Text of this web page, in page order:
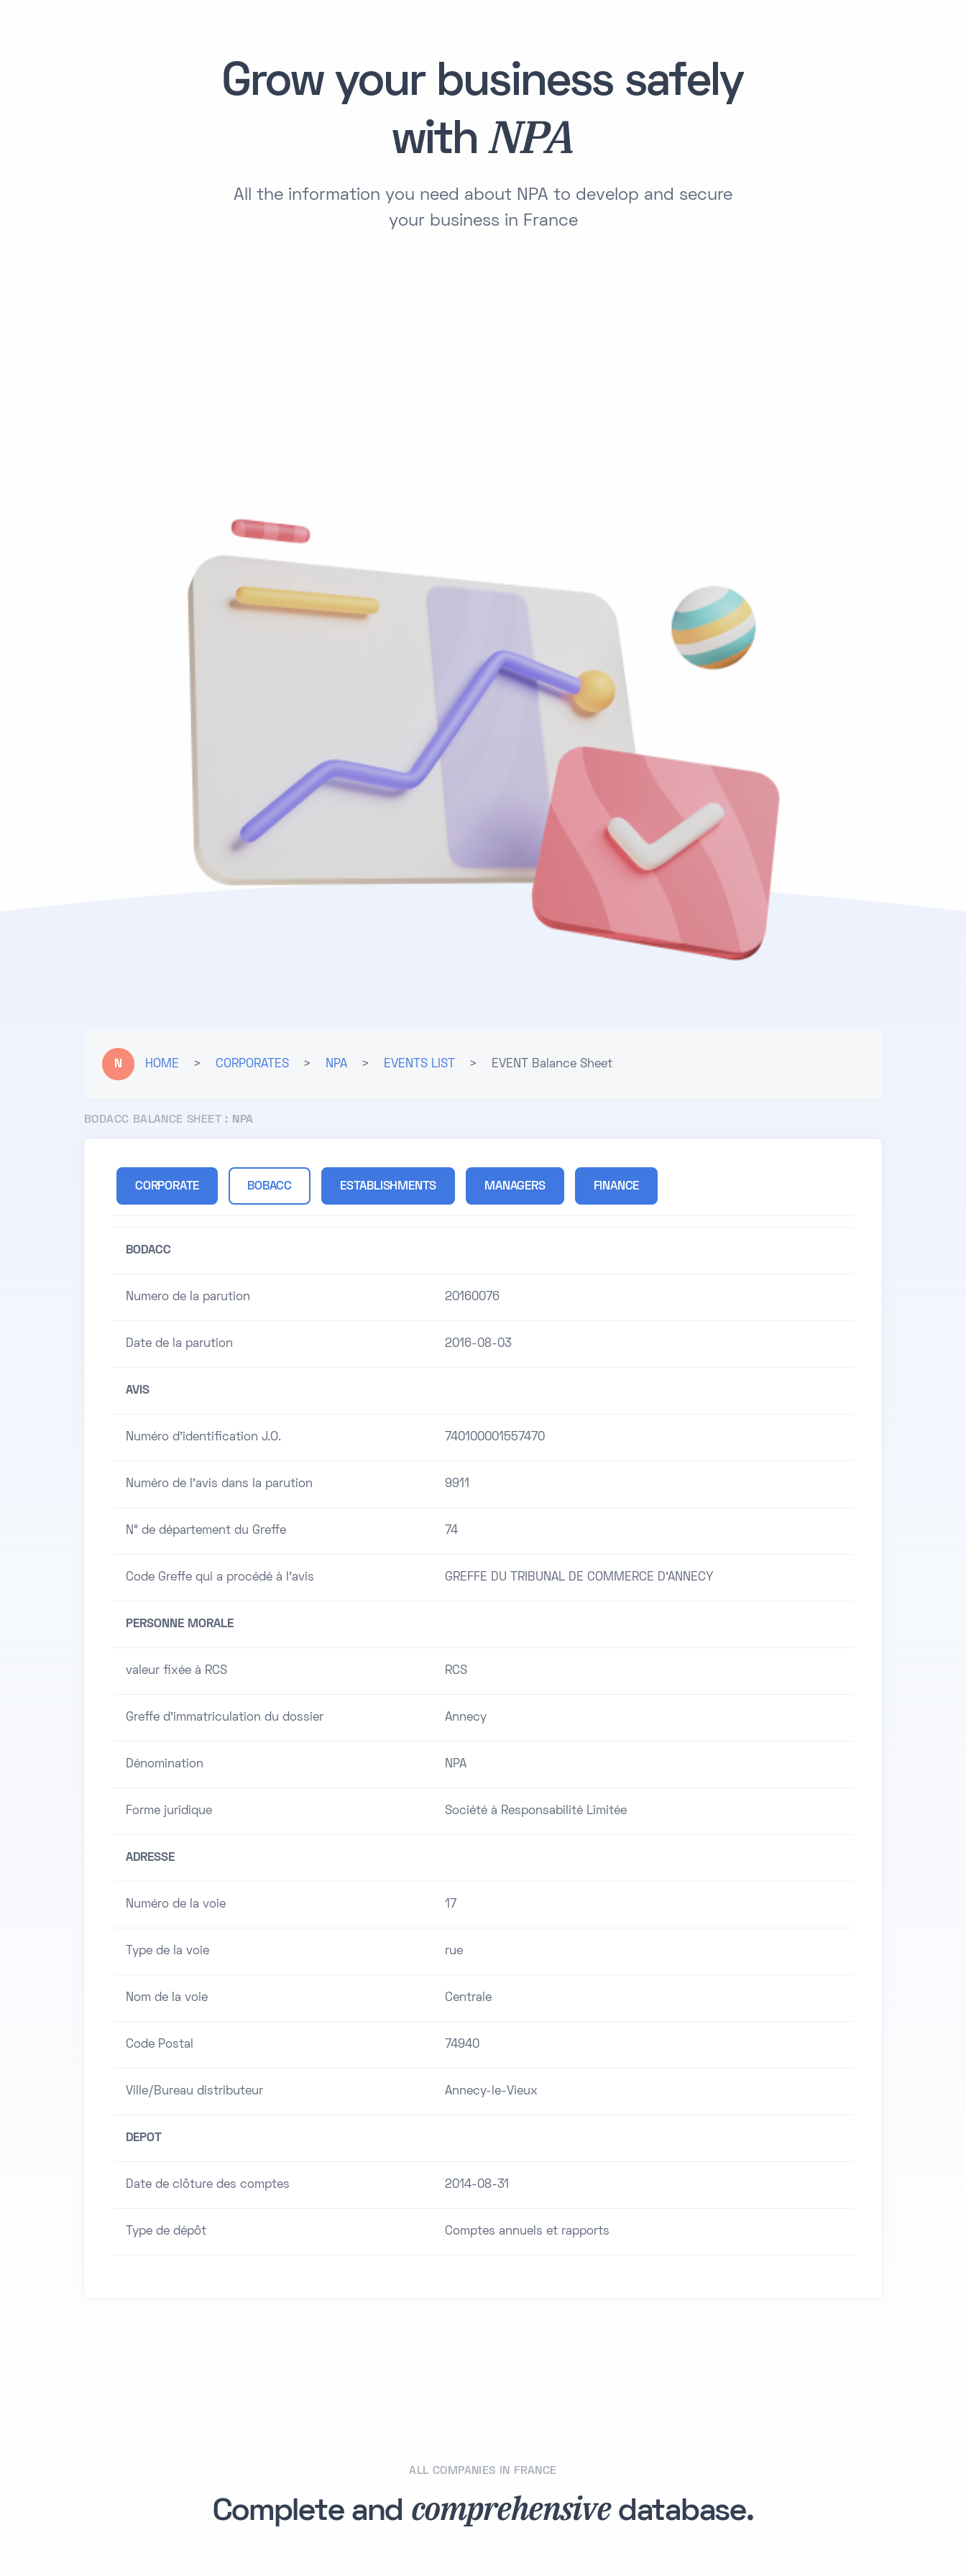
Grow your business safely
withNPA
All the information you need about NPA to develop and secure
your business in France
N HOME > CORPORATES > NPA > EVENTS LIST > EVENT Balance Sheet
BODACC BALANCE SHEET : NPA
CORPORATE BOBACC ESTABLISHMENTS MANAGERS FINANCE
BODACC
Numero de la parution 20160076
Date de la parution 2016-08-03
AVIS
Numéro d'identification J.O. 740100001557470
Numéro de l'avis dans la parution 9911
N° de département du Greffe 74
Code Greffe qui a procédé à l'avis GREFFE DU TRIBUNAL DE COMMERCE D'ANNECY
PERSONNE MORALE
valeur fixée à RCS RCS
Greffe d'immatriculation du dossier Annecy
Dénomination NPA
Forme juridique Société à Responsabilité Limitée
ADRESSE
Numéro de la voie 17
Type de la voie rue
Nom de la voie Centrale
Code Postal 74940
Ville/Bureau distributeur Annecy-le-Vieux
DEPOT
Date de clôture des comptes 2014-08-31
Type de dépôt Comptes annuels et rapports
ALL COMPANIES IN FRANCE
Complete and comprehensivedatabase.